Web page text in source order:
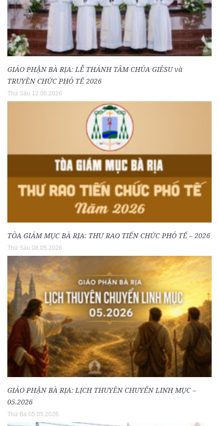
GIÁO PHẬN BÀ RỊA: LỄ THÁNH TÂM CHÚA GIÊSU và
TRUYỀN CHỨC PHÓ TẾ 2026
Thứ Sáu 12.06.2026
TÒA GIÁM MỤC BÀ RỊA: THƯ RAO TIẾN CHỨC PHÓ TẾ – 2026
Thứ Sáu 08.05.2026
GIÁO PHẬN BÀ RỊA: LỊCH THUYÊN CHUYỂN LINH MỤC –
05.2026
Thứ Ba 05.05.2026